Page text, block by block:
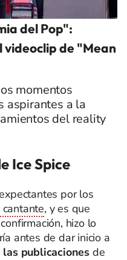
del Pop":
videoclip de "Mean
momentos
aspirantes a la
del reality
Ice Spice
por los
cantante, y es que
hizo lo
antes de dar inicio a
publicaciones de